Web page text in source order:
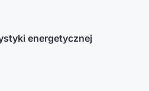
energetycznej